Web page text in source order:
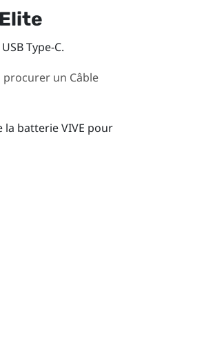
USB Type-C.
procurer un Câble
la batterie VIVE pour